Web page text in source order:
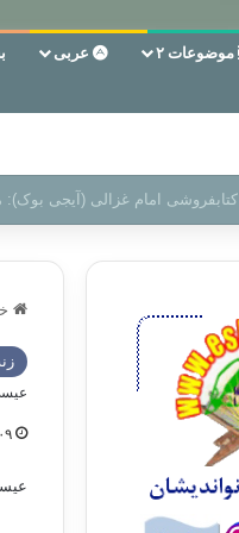
موضوعات ۲ عربی
سر دفتر فساد در زمین‌، دوری